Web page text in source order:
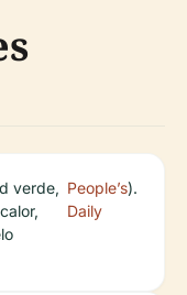
verde, People’s
Daily
).